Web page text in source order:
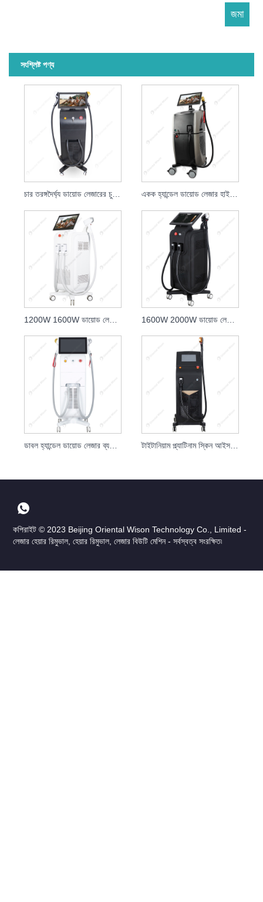
সংশ্লিষ্ট পণ্য
চার তরঙ্গদৈর্ঘ্য ডায়োড লেজারের চুল অপসারণ
1200W 1600W ডায়োড লেজার 808nm স্কিন রিজুভেনেশন ক্লিনিক
ডাবল হ্যান্ডেল ডায়োড লেজার ব্যথামুক্ত চুল অপসারণ
কপিরাইট © 2023 Beijing Oriental Wison Technology Co., Limited -
লেজার হেয়ার রিমুভাল, হেয়ার রিমুভাল, লেজার বিউটি মেশিন - সর্বস্বত্ব সংরক্ষিত৷